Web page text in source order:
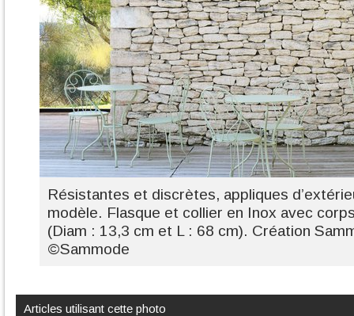
Résistantes et discrètes, appliques
modèle. Flasque et collier en Inox avec
(Diam : 13,3 cm et L : 68 cm). Création
©Sammode
Articles utilisant cette photo